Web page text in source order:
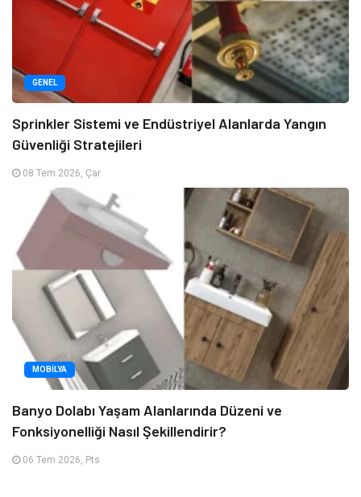
GENEL
Sprinkler Sistemi ve Endüstriyel Alanlarda Yangın
Güvenliği Stratejileri
08 Tem 2026, Çar
MOBILYA
Banyo Dolabı Yaşam Alanlarında Düzeni ve
Fonksiyonelliği Nasıl Şekillendirir?
06 Tem 2026, Pts